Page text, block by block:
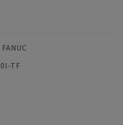
FANUC
0I-TF